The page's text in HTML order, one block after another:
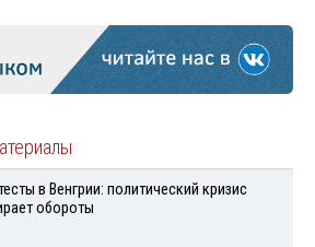
в Венгрии: политический кризис
обороты